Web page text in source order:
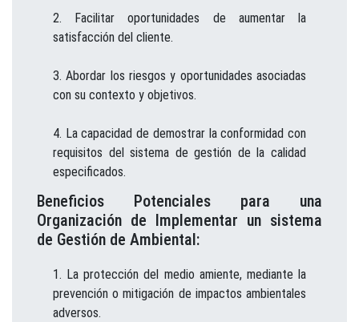
Facilitar oportunidades de aumentar la
satisfacción del cliente.
Abordar los riesgos y oportunidades asociadas
con su contexto y objetivos.
La capacidad de demostrar la conformidad con
requisitos del sistema de gestión de la calidad
especificados.
Beneficios Potenciales para una
Organización de Implementar un sistema
de Gestión de Ambiental:
La protección del medio amiente, mediante la
prevención o mitigación de impactos ambientales
adversos.